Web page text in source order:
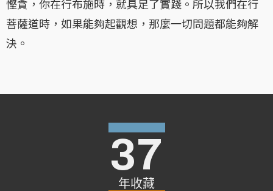
慳貪，你在行布施時，就具足了實踐。所以我們在行
菩薩道時，如果能夠起觀想，那麼一切問題都能夠解
決。
年收藏
37